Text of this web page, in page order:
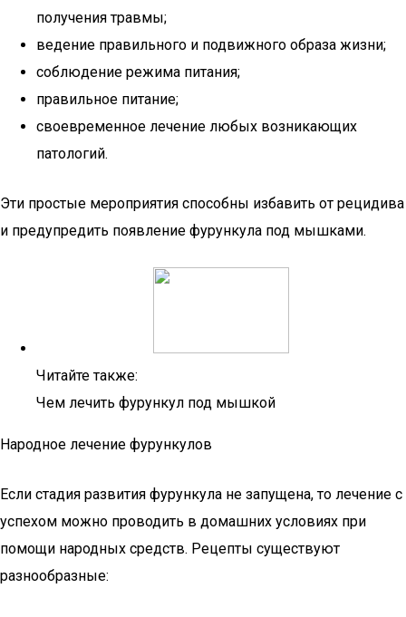
получения травмы;
ведение правильного и подвижного образа жизни;
соблюдение режима питания;
правильное питание;
своевременное лечение любых возникающих
патологий.
Эти простые мероприятия способны избавить от рецидива
и предупредить появление фурункула под мышками.
Читайте также:
Чем лечить фурункул под мышкой
Народное лечение фурункулов
Если стадия развития фурункула не запущена, то лечение с
успехом можно проводить в домашних условиях при
помощи народных средств. Рецепты существуют
разнообразные: